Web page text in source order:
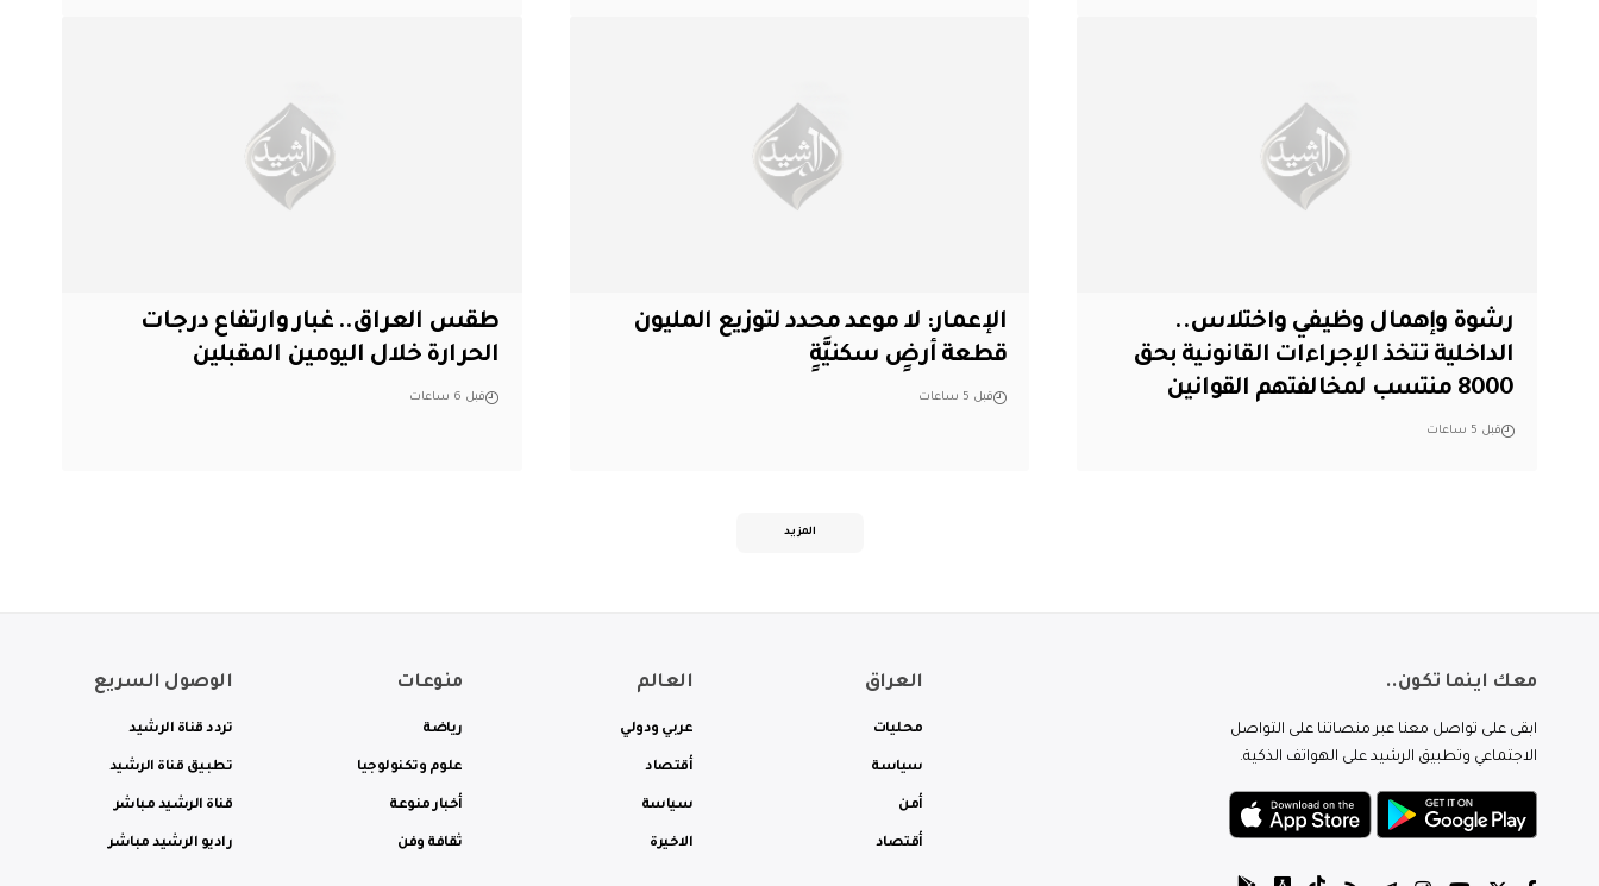
رشوة وإهمال وظيفي واختلاس..
الداخلية تتخذ الإجراءات القانونية بحق
8000 منتسب لمخالفتهم القوانين
قبل 5 ساعات
الإعمار: لا موعد محدد لتوزيع المليون
قطعة أرضٍ سكنيَّةٍ
قبل 5 ساعات
طقس العراق.. غبار وارتفاع درجات
الحرارة خلال اليومين المقبلين
قبل 6 ساعات
المزيد
معك اينما تكون..
ابقى على تواصل معنا عبر منصاتنا على التواصل
الاجتماعي وتطبيق الرشيد على الهواتف الذكية.
العراق
محليات
سياسة
أمن
أقتصاد
العالم
عربي ودولي
أقتصاد
سياسة
الاخيرة
منوعات
رياضة
علوم وتكنولوجيا
أخبار منوعة
ثقافة وفن
الوصول السريع
تردد قناة الرشيد
تطبيق قناة الرشيد
قناة الرشيد مباشر
راديو الرشيد مباشر